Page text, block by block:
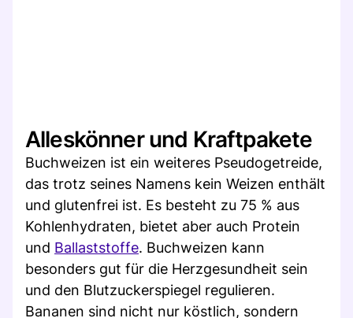
Alleskönner und Kraftpakete
Buchweizen ist ein weiteres Pseudogetreide,
das trotz seines Namens kein Weizen enthält
und glutenfrei ist. Es besteht zu 75 % aus
Kohlenhydraten, bietet aber auch Protein
und Ballaststoffe. Buchweizen kann
besonders gut für die Herzgesundheit sein
und den Blutzuckerspiegel regulieren.
Bananen sind nicht nur köstlich, sondern